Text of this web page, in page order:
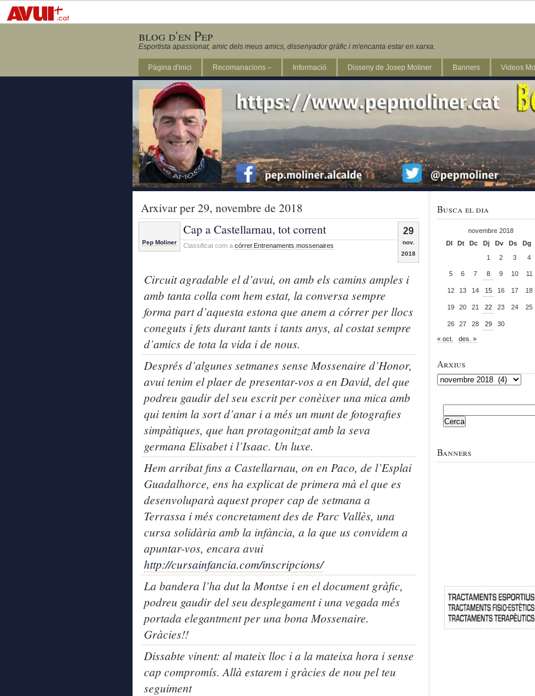
blog d'en Pep
Esportista apassionat, amic dels meus amics, dissenyador gràfic i m'encanta estar en xarxa.
Pàgina d'inici Recomanacions – Informació Disseny de Josep Moliner Banners Videos
Revista Marathon 295
Arxivar per 29, novembre de 2018
29
nov.
2018
Pep Moliner
Cap a Castellarnau, tot corrent
Classificat com a córrer, Entrenaments mossenaires
Circuit agradable el d’avui, on amb els camins amples i
amb tanta colla com hem estat, la conversa sempre
forma part d’aquesta estona que anem a córrer per llocs
coneguts i fets durant tants i tants anys, al costat sempre
d’amics de tota la vida i de nous.
Després d’algunes setmanes sense Mossenaire d’Honor,
avui tenim el plaer de presentar-vos a en David, del que
podreu gaudir del seu escrit per conèixer una mica amb
qui tenim la sort d’anar i a més un munt de fotografies
simpàtiques, que han protagonitzat amb la seva
germana Elisabet i l’Isaac. Un luxe.
Hem arribat fins a Castellarnau, on en Paco, de l’Esplai
Guadalhorce, ens ha explicat de primera mà el que es
desenvoluparà aquest proper cap de setmana a
Terrassa i més concretament des de Parc Vallès, una
cursa solidària amb la infància, a la que us convidem a
apuntar-vos, encara avui
http://cursainfancia.com/inscripcions/
La bandera l’ha dut la Montse i en el document gràfic,
podreu gaudir del seu desplegament i una vegada més
portada elegantment per una bona Mossenaire.
Gràcies!!
Dissabte vinent: al mateix lloc i a la mateixa hora i sense
cap compromís. Allà estarem i gràcies de nou pel teu
seguiment
Busca el dia
novembre 2018
Dl
Dt Dc Dj Dv Ds
Dg
1
2 3 4
5 6 7 8 9 10 11
12 13 14 15 16 17 18
19 20 21 22 23 24 25
26 27 28 29 30
« oct. des. »
Arxius
Arxius
Banners